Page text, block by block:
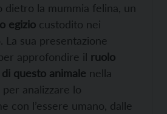
dietro la mummia felina, un
egizio custodito nei
La sua presentazione
approfondire il ruolo
questo animale nella
analizzare lo
con l’essere umano, dalle